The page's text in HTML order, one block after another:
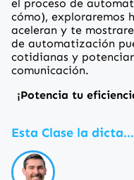
el proceso de
cómo), exploraremos
aceleran y te
de automatización
cotidianas y
comunicación.
¡Potencia tu
Esta Clase la dicta...